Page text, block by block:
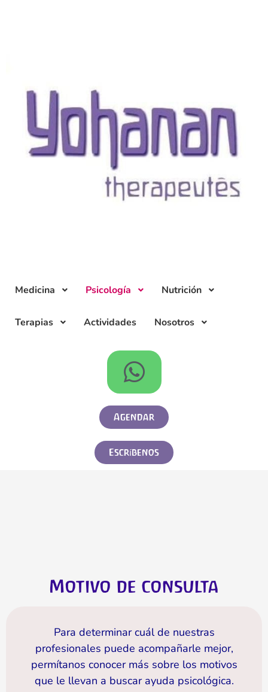
Medicina Psicología Nutrición
Terapias Actividades Nosotros
Agendar
Escríbenos
Motivo de consulta
Para determinar cuál de nuestras
profesionales puede acompañarle mejor,
permítanos conocer más sobre los motivos
que le llevan a buscar ayuda psicológica.